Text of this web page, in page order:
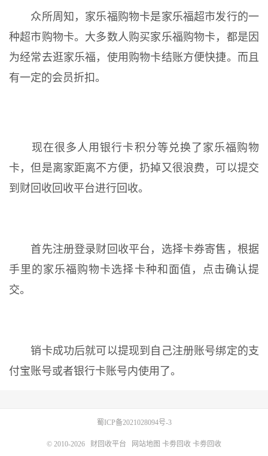
众所周知，家乐福购物卡是家乐福超市发行的一
种超市购物卡。大多数人购买家乐福购物卡，都是因
为经常去逛家乐福，使用购物卡结账方便快捷。而且
有一定的会员折扣。
现在很多人用银行卡积分等兑换了家乐福购物
卡，但是离家距离不方便，扔掉又很浪费，可以提交
到财回收回收平台进行回收。
首先注册登录财回收平台，选择卡券寄售，根据
手里的家乐福购物卡选择卡种和面值，点击确认提
交。
销卡成功后就可以提现到自己注册账号绑定的支
付宝账号或者银行卡账号内使用了。
蜀ICP备2021028094号-3
© 2010-2026 财回收平台 网站地图 卡劵回收 卡劵回收